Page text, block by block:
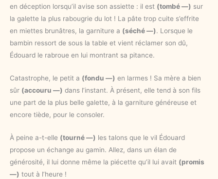
en déception lorsqu’il avise son assiette : il est (tombé —) sur
la galette la plus rabougrie du lot ! La pâte trop cuite s’effrite
en miettes brunâtres, la garniture a (séché —). Lorsque le
bambin ressort de sous la table et vient réclamer son dû,
Édouard le rabroue en lui montrant sa pitance.
Catastrophe, le petit a (fondu —) en larmes ! Sa mère a bien
sûr (accouru —) dans l’instant. À présent, elle tend à son fils
une part de la plus belle galette, à la garniture généreuse et
encore tiède, pour le consoler.
À peine a-t-elle (tourné —) les talons que le vil Édouard
propose un échange au gamin. Allez, dans un élan de
générosité, il lui donne même la piécette qu’il lui avait (promis
—) tout à l’heure !